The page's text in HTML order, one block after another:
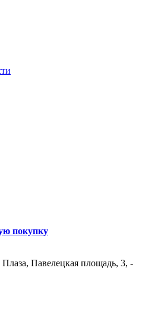
покупку
Павелецкая площадь, 3, -